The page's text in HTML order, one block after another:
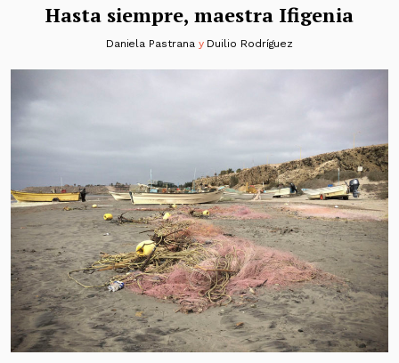
Hasta siempre, maestra Ifigenia
Daniela Pastranay Duilio Rodríguez